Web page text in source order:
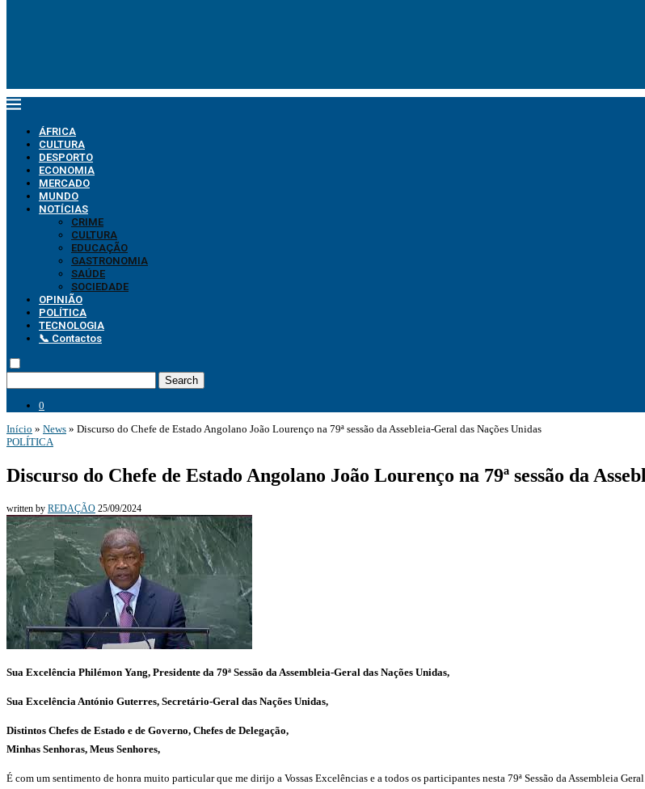
ÁFRICA
CULTURA
DESPORTO
ECONOMIA
MERCADO
MUNDO
NOTÍCIAS
CRIME
CULTURA
EDUCAÇÃO
GASTRONOMIA
SAÚDE
SOCIEDADE
OPINIÃO
POLÍTICA
TECNOLOGIA
📞 Contactos
Search
0
Início » News » Discurso do Chefe de Estado Angolano João Lourenço na 79ª sessão da Assebleia-Geral das Nações Unidas
POLÍTICA
Discurso do Chefe de Estado Angolano João Lourenço na 79ª sessão da
written by REDAÇÃO 25/09/2024
Sua Excelência Philémon Yang, Presidente da 79ª Sessão da Assembleia-Geral das Nações Unidas,
Sua Excelência António Guterres, Secretário-Geral das Nações Unidas,
Distintos Chefes de Estado e de Governo, Chefes de Delegação,
Minhas Senhoras, Meus Senhores,
É com um sentimento de honra muito particular que me dirijo a Vossas Excelências e a todos os participantes nesta 79ª Sessão da Assembleia